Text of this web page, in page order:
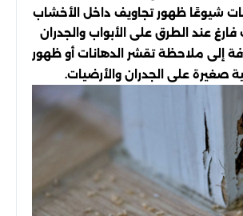
شيوعًا ظهور تجاويف داخل الأخشاب
عند الطرق على الأبواب والجدران
إلى ملاحظة تقشر الدهانات أو ظهور
صغيرة على الجدران والأرضيات.